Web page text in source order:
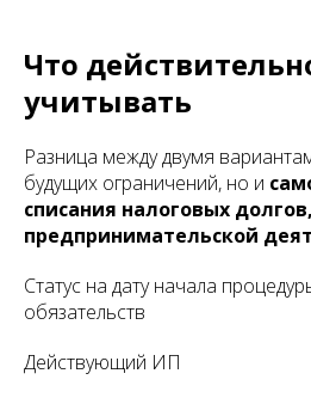
Что
учитывать
Разница между двумя
будущих ограничений, но и
списания налоговых
предпринимательской
Статус на дату начала
обязательств
Действующий ИП